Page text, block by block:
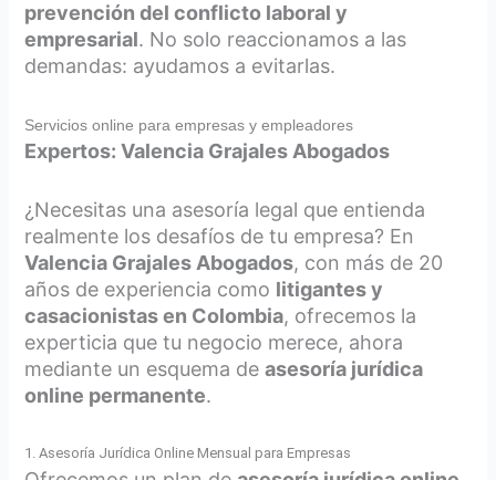
prevención del conflicto laboral y
empresarial. No solo reaccionamos a las
demandas: ayudamos a evitarlas.
Servicios online para empresas y empleadores
Expertos: Valencia Grajales Abogados
¿Necesitas una asesoría legal que entienda
realmente los desafíos de tu empresa? En
Valencia Grajales Abogados, con más de 20
años de experiencia como litigantes y
casacionistas en Colombia, ofrecemos la
experticia que tu negocio merece, ahora
mediante un esquema deasesoría jurídica
online permanente.
1. Asesoría Jurídica Online Mensual para Empresas